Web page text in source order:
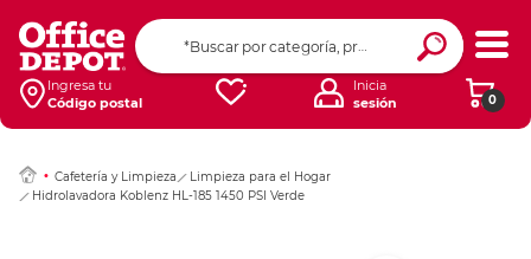
Ingresa tu
Código postal
0
Inicia
sesión
Cafetería y Limpieza
Limpieza para el Hogar
Hidrolavadora Koblenz HL-185 1450 PSI Verde
Ingresar Codigo